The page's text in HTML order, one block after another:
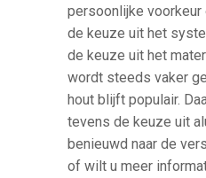
persoonlijke voorkeur
de keuze uit het
de keuze uit het
wordt steeds vaker
hout blijft populair.
tevens de keuze uit
benieuwd naar de
of wilt u meer